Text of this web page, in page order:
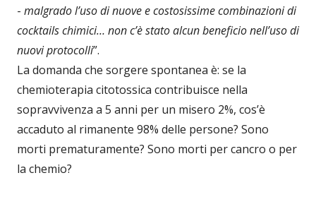
- malgrado l’uso di nuove e costosissime combinazioni di
cocktails chimici… non c’è stato alcun beneficio nell’uso di
nuovi protocolli”.
La domanda che sorgere spontanea è: se la
chemioterapia citotossica contribuisce nella
sopravvivenza a 5 anni per un misero 2%, cos’è
accaduto al rimanente 98% delle persone? Sono
morti prematuramente? Sono morti per cancro o per
la chemio?